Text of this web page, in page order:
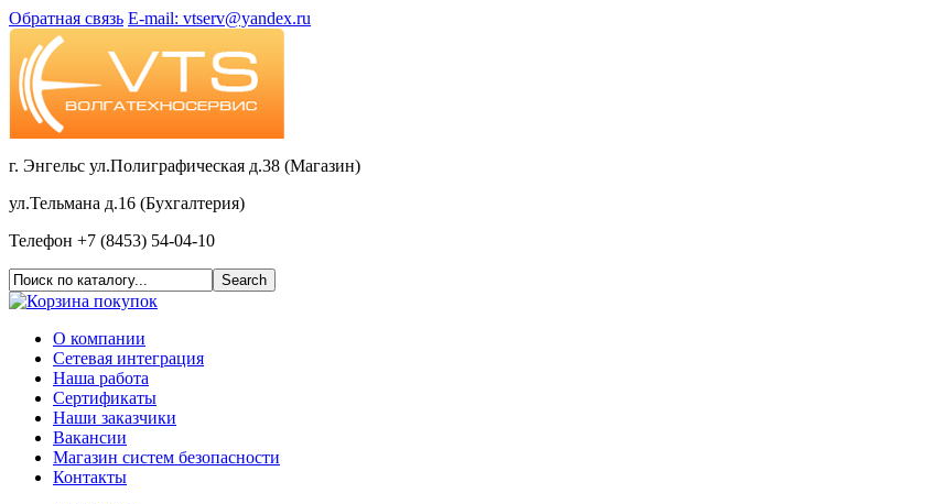
Обратная связь E-mail: vtserv@yandex.ru
г. Энгельс ул.Полиграфическая д.38 (Магазин)
ул.Тельмана д.16 (Бухгалтерия)
Телефон +7 (8453) 54-04-10
О компании
Сетевая интеграция
Наша работа
Сертификаты
Наши заказчики
Вакансии
Магазин систем безопасности
Контакты